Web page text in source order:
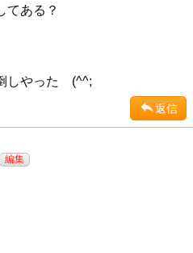
てある？
しやった (^^;
返信